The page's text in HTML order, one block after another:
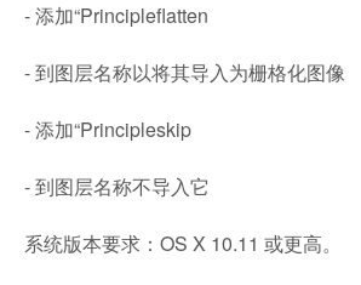
- 添加“Principleflatten
- 到图层名称以将其导入为栅格化图像
- 添加“Principleskip
- 到图层名称不导入它
系统版本要求：OS X 10.11 或更高。